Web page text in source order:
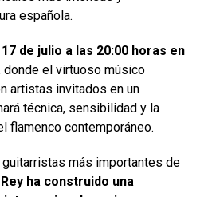
española.
de julio a las 20:00 horas en
donde el virtuoso músico
artistas invitados en un
técnica, sensibilidad y la
flamenco contemporáneo.
más importantes de
ha construido una